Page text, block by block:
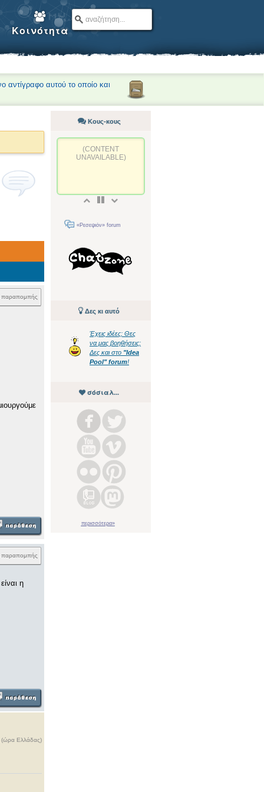
Κοινότητα
αντίγραφο αυτού το οποίο και
παραπομπής
παραπομπής
η
(ώρα Ελλάδας)
Κους-κους
UNAVAILABLE)
«Ρεσεψιόν» forum
Δες κι αυτό
Έχεις ιδέες; Θες
να μας βοηθήσεις;
Δες και στο "Idea
Pool" forum!
σόσιαλ...
περισσότερα»